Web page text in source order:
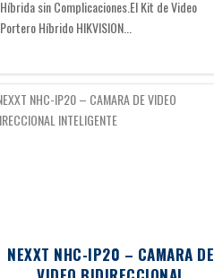
Híbrida sin Complicaciones.El Kit de Video
Portero Híbrido HIKVISION...
NEXXT NHC-IP20 – CAMARA DE